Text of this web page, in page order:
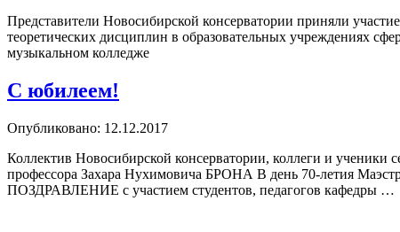
Представители Новосибирской консерватории приняли
теоретических дисциплин в образовательных учреждениях
музыкальном колледже
С юбилеем!
Опубликовано: 12.12.2017
Коллектив Новосибирской консерватории, коллеги и
профессора Захара Нухимовича БРОНА В день 70-летия
ПОЗДРАВЛЕНИЕ с участием студентов, педагогов кафедры …